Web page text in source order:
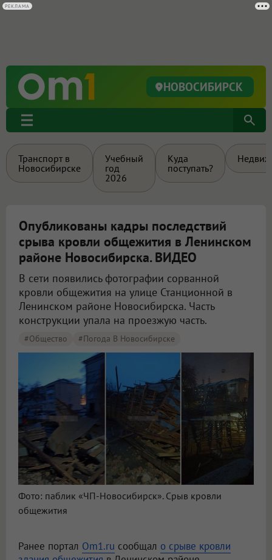
НОВОСИБИРСК
Транспорт в
Новосибирске
Учебный
год
2026
Куда
поступать?
Опубликованы кадры последствий
срыва кровли общежития в Ленинском
районе Новосибирска. ВИДЕО
В сети появились фотографии сорванной
кровли общежития на улице Станционной в
Ленинском районе Новосибирска. Часть
конструкции упала на проезжую часть.
#Общество #Погода В Новосибирске
Фото: паблик «ЧП-Новосибирск». Срыв кровли
общежития
Ранее портал Om1.ru сообщал о срыве кровли
РЕКЛАМА